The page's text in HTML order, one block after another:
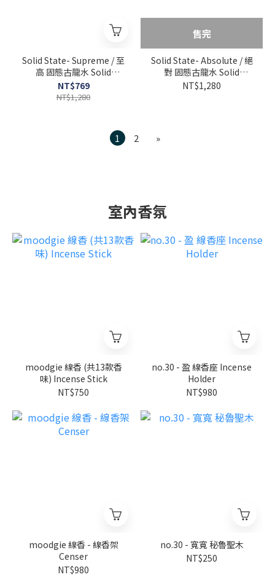
Solid State- Supreme / 至
高 固態古龍水 Solid
Cologne Black Edition
NT$769
NT$1,280
售完
Solid State- Absolute / 絕
對 固態古龍水 Solid
Cologne Black Edition
NT$1,280
1 2 »
室內香氛
moodgie 線香 (共13款香
味) Incense Stick
NT$750
no.30 - 盈 線香座 Incense
Holder
NT$980
moodgie 線香 - 線香架
Censer
NT$980
no.30 - 寬寬 秘魯聖木
NT$250